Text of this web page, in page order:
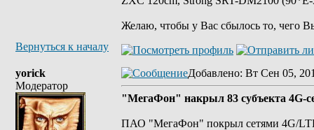
Желаю, чтобы у Вас сбылось то, чего
Вернуться к началу
yorick
Модератор
Добавлено: Вт Сен 05,
"МегаФон" накрыл 83 субъекта 4G-
ПАО "МегаФон" покрыл сетями 4G/LTE